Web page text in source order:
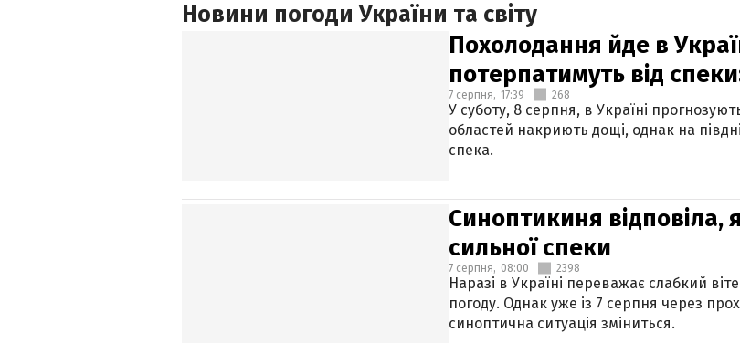
Новини погоди України та світу
Похолодання йде в
потерпатимуть від
7 серпня, 17:39 268
У суботу, 8 серпня, в Україні
областей накриють дощі, однак на
спека.
Синоптикиня відповіла,
сильної спеки
7 серпня, 08:00 2398
Наразі в Україні переважає слабкий
погоду. Однак уже із 7 серпня через
синоптична ситуація зміниться.